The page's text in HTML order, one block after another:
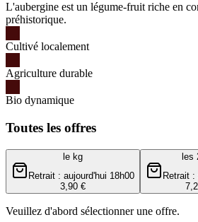
L'aubergine est un légume-fruit riche en
préhistorique.
Cultivé localement
Agriculture durable
Bio dynamique
Toutes les offres
le kg
Retrait : aujourd'hui 18h00
3,90 €
les
Retrait :
Veuillez d'abord sélectionner une offre.